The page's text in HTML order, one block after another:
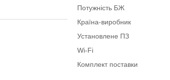
Потужність БЖ
Країна-виробник
Установлене ПЗ
Wi-Fi
Комплект поставки